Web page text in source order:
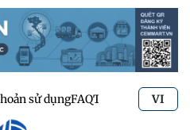
sử dụngFAQTư vấn kỹ thuật
VI